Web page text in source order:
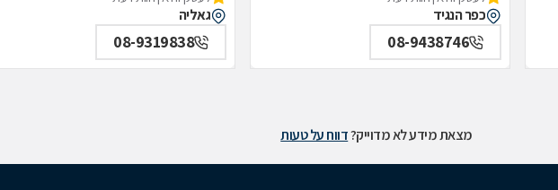
כפר הנגיד
08-9438746
גאליה
08-9319838
מצאת מידע לא מדוייק?דווח על טעות